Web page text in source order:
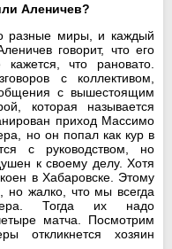
Аленичев?
разные миры, и каждый
говорит, что его
что рановато.
с коллективом,
с вышестоящим
которая называется
приход Массимо
но он попал как кур в
с руководством, но
к своему делу. Хотя
в Хабаровске. Этому
но жалко, что мы всегда
Тогда их надо
матча. Посмотрим
откликнется хозяин